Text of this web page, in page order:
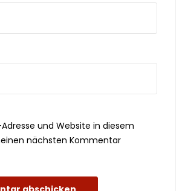
und Website in diesem
nächsten Kommentar